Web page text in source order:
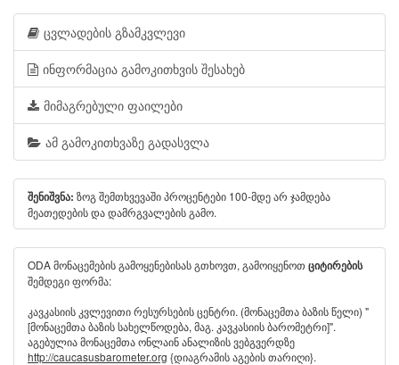
ცვლადების გზამკვლევი
ინფორმაცია გამოკითხვის შესახებ
მიმაგრებული ფაილები
ამ გამოკითხვაზე გადასვლა
შენიშვნა: ზოგ შემთხვევაში პროცენტები 100-მდე არ ჯამდება
მეათედების და დამრგვალების გამო.
ODA მონაცემების გამოყენებისას გთხოვთ, გამოიყენოთ ციტირების
შემდეგი ფორმა:
კავკასიის კვლევითი რესურსების ცენტრი. (მონაცემთა ბაზის წელი) "
[მონაცემთა ბაზის სახელწოდება, მაგ. კავკასიის ბარომეტრი]".
აგებულია მონაცემთა ონლაინ ანალიზის ვებგვერდზე
http://caucasusbarometer.org {დიაგრამის აგების თარიღი}.